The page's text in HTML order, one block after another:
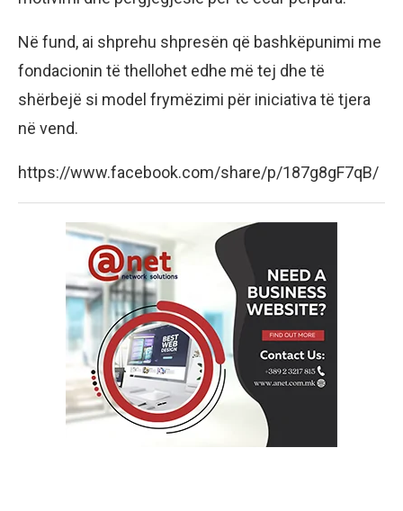
Në fund, ai shprehu shpresën që bashkëpunimi me
fondacionin të thellohet edhe më tej dhe të
shërbejë si model frymëzimi për iniciativa të tjera
në vend.
https://www.facebook.com/share/p/187g8gF7qB/